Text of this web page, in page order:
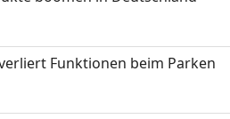
Funktionen beim Parken